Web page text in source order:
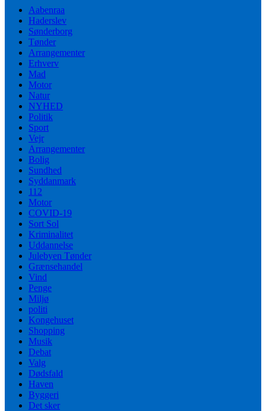
Aabenraa
Haderslev
Sønderborg
Tønder
Arrangementer
Erhverv
Mad
Motor
Natur
NYHED
Politik
Sport
Vejr
Arrangementer
Bolig
Sundhed
Syddanmark
112
Motor
COVID-19
Sort Sol
Kriminalitet
Uddannelse
Julebyen Tønder
Grænsehandel
Vind
Penge
Miljø
politi
Kongehuset
Shopping
Musik
Debat
Valg
Dødsfald
Haven
Byggeri
Det sker